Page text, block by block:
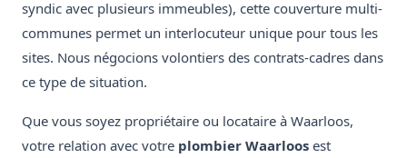
syndic avec plusieurs immeubles), cette couverture multi-
communes permet un interlocuteur unique pour tous les
sites. Nous négocions volontiers des contrats-cadres dans
ce type de situation.
Que vous soyez propriétaire ou locataire à Waarloos,
votre relation avec votre plombier Waarloos est